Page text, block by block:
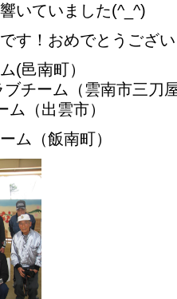
いていました(^_^)
す！おめでとうござ
南町）
チーム（雲南市三刀
（出雲市）
ム（飯南町）